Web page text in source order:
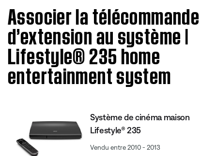
Associer la télécommande
d’extension au système |
Lifestyle® 235 home
entertainment system
Système de cinéma maison
Lifestyle® 235
Vendu entre 2010 - 2013